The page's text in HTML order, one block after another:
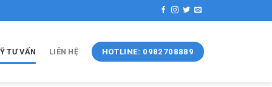
TƯ VẤN LIÊN HỆ HOTLINE: 0982708889